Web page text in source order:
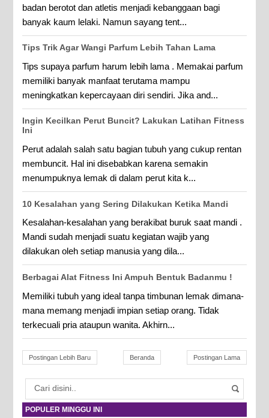
badan berotot dan atletis menjadi kebanggaan bagi
banyak kaum lelaki. Namun sayang tent...
Tips Trik Agar Wangi Parfum Lebih Tahan Lama
Tips supaya parfum harum lebih lama . Memakai parfum
memiliki banyak manfaat terutama mampu
meningkatkan kepercayaan diri sendiri. Jika and...
Ingin Kecilkan Perut Buncit? Lakukan Latihan Fitness
Ini
Perut adalah salah satu bagian tubuh yang cukup rentan
membuncit. Hal ini disebabkan karena semakin
menumpuknya lemak di dalam perut kita k...
10 Kesalahan yang Sering Dilakukan Ketika Mandi
Kesalahan-kesalahan yang berakibat buruk saat mandi .
Mandi sudah menjadi suatu kegiatan wajib yang
dilakukan oleh setiap manusia yang dila...
Berbagai Alat Fitness Ini Ampuh Bentuk Badanmu !
Memiliki tubuh yang ideal tanpa timbunan lemak dimana-
mana memang menjadi impian setiap orang. Tidak
terkecuali pria ataupun wanita. Akhirn...
Postingan Lebih Baru Postingan Lama
Beranda
POPULER MINGGU INI